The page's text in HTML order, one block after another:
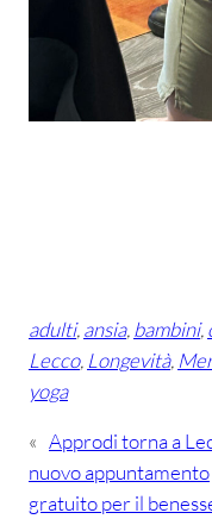
adulti, ansia, bambini,
Lecco, Longevità,
yoga
« Approdi torna a
nuovo appuntamento
gratuito per il